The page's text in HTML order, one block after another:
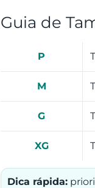
Guia de
P
M
G
XG
Dica rápida: